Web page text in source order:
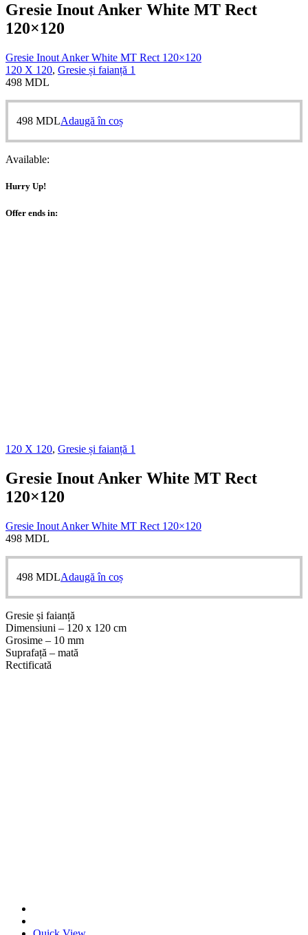
Gresie Inout Anker White MT Rect
120×120
Gresie Inout Anker White MT Rect 120×120
120 X 120, Gresie și faianță 1
498 MDL
498 MDLAdaugă în coș
Available:
Hurry Up!
Offer ends in:
120 X 120, Gresie și faianță 1
Gresie Inout Anker White MT Rect
120×120
Gresie Inout Anker White MT Rect 120×120
498 MDL
498 MDLAdaugă în coș
Gresie și faianță
Dimensiuni – 120 x 120 cm
Grosime – 10 mm
Suprafață – mată
Rectificată